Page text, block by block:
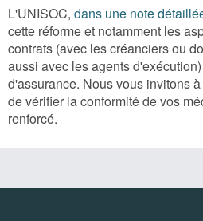
L'UNISOC, dans une note
cette réforme et notamment les
contrats (avec les créanciers ou
aussi avec les agents
d'assurance. Nous vous invitons
de vérifier la conformité de vos
renforcé.